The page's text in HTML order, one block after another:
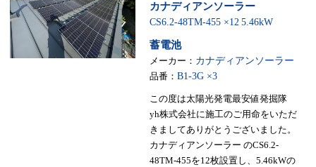
カナディアンソーラー
CS6.2-48TM-455 ×12 5.46kW
蓄電池
メーカー： カナディアンソーラー
品番： B1-3G ×3
この度は太陽光発電最安値発掘隊
yh株式会社に施工のご用命をいただ
きましてありがとうございました。
カナディアンソーラー のCS6.2-
48TM-455を12枚設置し、5.46kWの